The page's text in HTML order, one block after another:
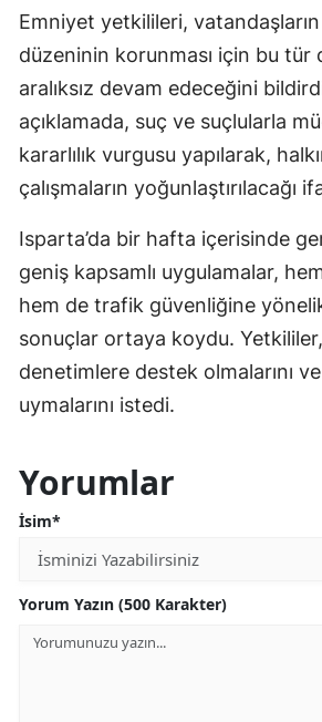
Emniyet yetkilileri,
düzeninin korunması için bu tür
aralıksız devam edeceğini
açıklamada, suç ve suçlularla
kararlılık vurgusu yapılarak,
çalışmaların yoğunlaştırılacağı
Isparta’da bir hafta içerisinde
geniş kapsamlı uygulamalar,
hem de trafik güvenliğine
sonuçlar ortaya koydu.
denetimlere destek olmalarını
uymalarını istedi.
Yorumlar
İsim*
Yorum Yazın (500 Karakter)